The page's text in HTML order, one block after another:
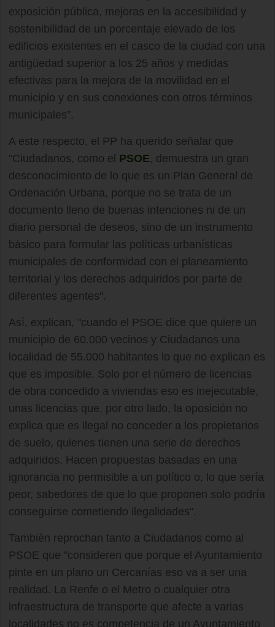
exposición pública, mejoras en la accesibilidad y
sostenibilidad de un porcentaje elevado de los
edificios existentes en el casco de la ciudad con una
antigüedad superior a los 25 años y medidas
efectivas para la mejora de la movilidad en el
municipio y en sus conexiones con otros términos
municipales”.
A este respecto, el PP ha querido señalar que
"Ciudadanos, como el PSOE, demuestra un gran
desconocimiento de lo que es un Plan General de
Ordenación Urbana, porque no se trata de un
documento lleno de buenas intenciones ni de un
diario personal de deseos, sino de un instrumento
básico para formular las políticas urbanísticas
municipales de conformidad con el planeamiento
territorial y los derechos adquiridos por parte de
diferentes agentes".
Así, explican, "cuando el PSOE dice que quiere un
municipio de 60.000 vecinos y Ciudadanos una
localidad de 55.000 habitantes lo que no explican es
que es imposible. Solo por el número de licencias
de obra concedido a viviendas eso es inejecutable,
unas licencias que, por otro lado, la oposición no
explica que es ilegal no conceder a los propietarios
de suelo, quienes tienen una serie de derechos
adquiridos. Hacen propuestas basadas en una
ignorancia no permisible a un político o, lo que sería
peor, sabedores de que lo que proponen solo podría
conseguirse cometiendo ilegalidades".
También reprochan tanto a Ciudadanos como al
PSOE que "consideren que porque el Ayuntamiento
pinte en un plano un Cercanías eso va a ser una
realidad. La Renfe o el Metro o cualquier otra
infraestructura de transporte que afecte a varias
localidades no es competencia de un Ayuntamiento